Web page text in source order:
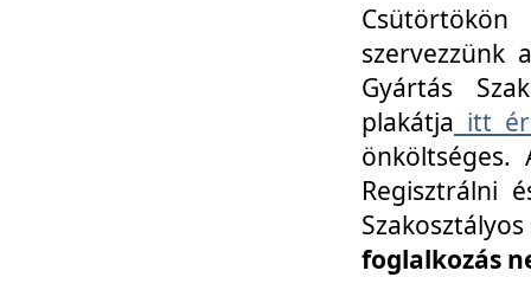
szervezzünk
Gyártás
plakátja itt
Regisztrálni
foglalkozás